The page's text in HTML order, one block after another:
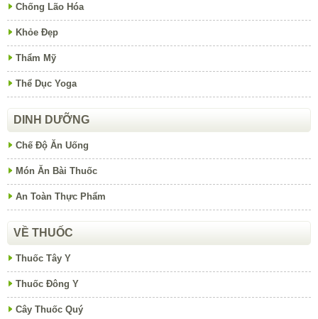
Chống Lão Hóa
Khỏe Đẹp
Thẩm Mỹ
Thể Dục Yoga
DINH DƯỠNG
Chế Độ Ăn Uống
Món Ăn Bài Thuốc
An Toàn Thực Phẩm
VỀ THUỐC
Thuốc Tây Y
Thuốc Đông Y
Cây Thuốc Quý